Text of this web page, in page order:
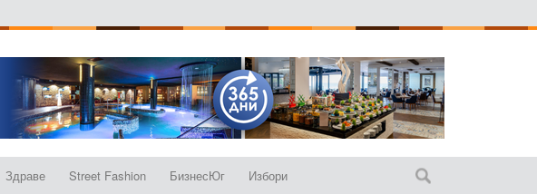
Здраве Street Fashion БизнесЮг Избори